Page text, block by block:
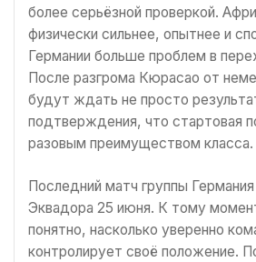
более серьёзной проверкой.
физически сильнее, опытнее и
Германии больше проблем в
После разгрома Кюрасао от
будут ждать не просто
подтверждения, что стартовая
разовым преимуществом класса.
Последний матч группы
Эквадора 25 июня. К тому
понятно, насколько уверенно
контролирует своё положение.